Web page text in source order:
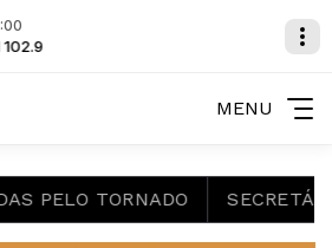
MENU
TORNADO SECRETÁRIA